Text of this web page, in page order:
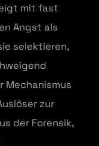
mit fast
Angst als
selektieren,
Mechanismus
zur
der Forensik,